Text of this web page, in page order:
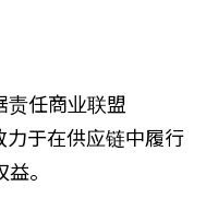
责任商业联盟
力于在供应链中履行
。